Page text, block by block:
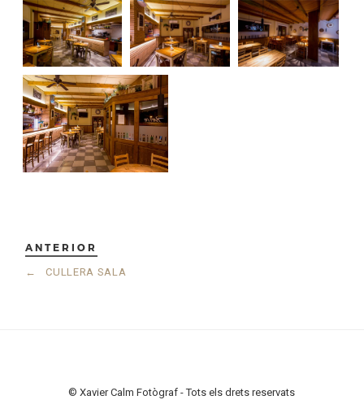
ANTERIOR
← CULLERA SALA
© Xavier Calm Fotògraf - Tots els drets reservats